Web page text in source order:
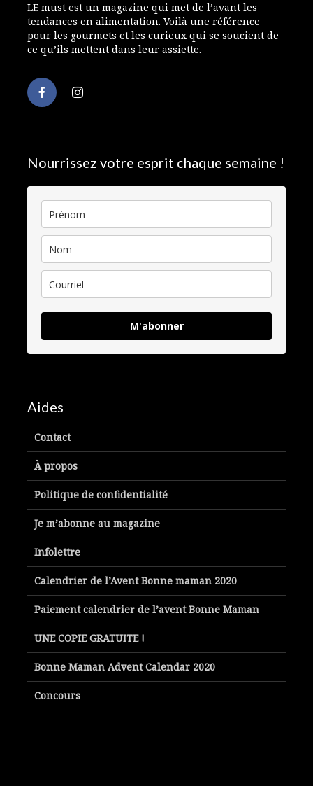
LE must est un magazine qui met de l’avant les
tendances en alimentation. Voilà une référence
pour les gourmets et les curieux qui se soucient de
ce qu’ils mettent dans leur assiette.
Nourrissez votre esprit chaque semaine !
M'abonner
Aides
Contact
À propos
Politique de confidentialité
Je m’abonne au magazine
Infolettre
Calendrier de l’Avent Bonne maman 2020
Paiement calendrier de l’avent Bonne Maman
UNE COPIE GRATUITE !
Bonne Maman Advent Calendar 2020
Concours